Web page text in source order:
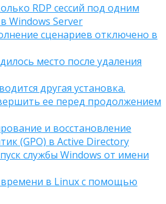
RDP сессий под одним
Windows Server
сценариев отключено в
место после удаления
другая установка.
ее перед продолжением
и восстановление
(GPO) в Active Directory
службы Windows от имени
в Linux с помощью